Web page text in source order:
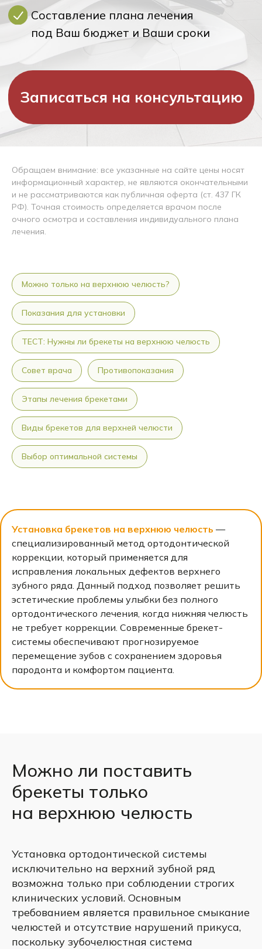
Обращаем внимание: все указанные на сайте цены носят
информационный характер, не являются окончательными
и не рассматриваются как публичная оферта (ст. 437 ГК
РФ). Точная стоимость определяется врачом после
очного осмотра и составления индивидуального плана
лечения.
Можно только на верхнюю челюсть?
Показания для установки
ТЕСТ: Нужны ли брекеты на верхнюю челюсть
Совет врача Противопоказания
Этапы лечения брекетами
Виды брекетов для верхней челюсти
Выбор оптимальной системы
Установка брекетов на верхнюю челюсть —
специализированный метод ортодонтической
коррекции, который применяется для
исправления локальных дефектов верхнего
зубного ряда. Данный подход позволяет решить
эстетические проблемы улыбки без полного
ортодонтического лечения, когда нижняя челюсть
не требует коррекции. Современные брекет-
системы обеспечивают прогнозируемое
перемещение зубов с сохранением здоровья
пародонта и комфортом пациента.
Можно ли поставить
брекеты только
на верхнюю челюсть
Установка ортодонтической системы
исключительно на верхний зубной ряд
возможна только при соблюдении строгих
клинических условий. Основным
требованием является правильное смыкание
челюстей и отсутствие нарушений прикуса,
поскольку зубочелюстная система